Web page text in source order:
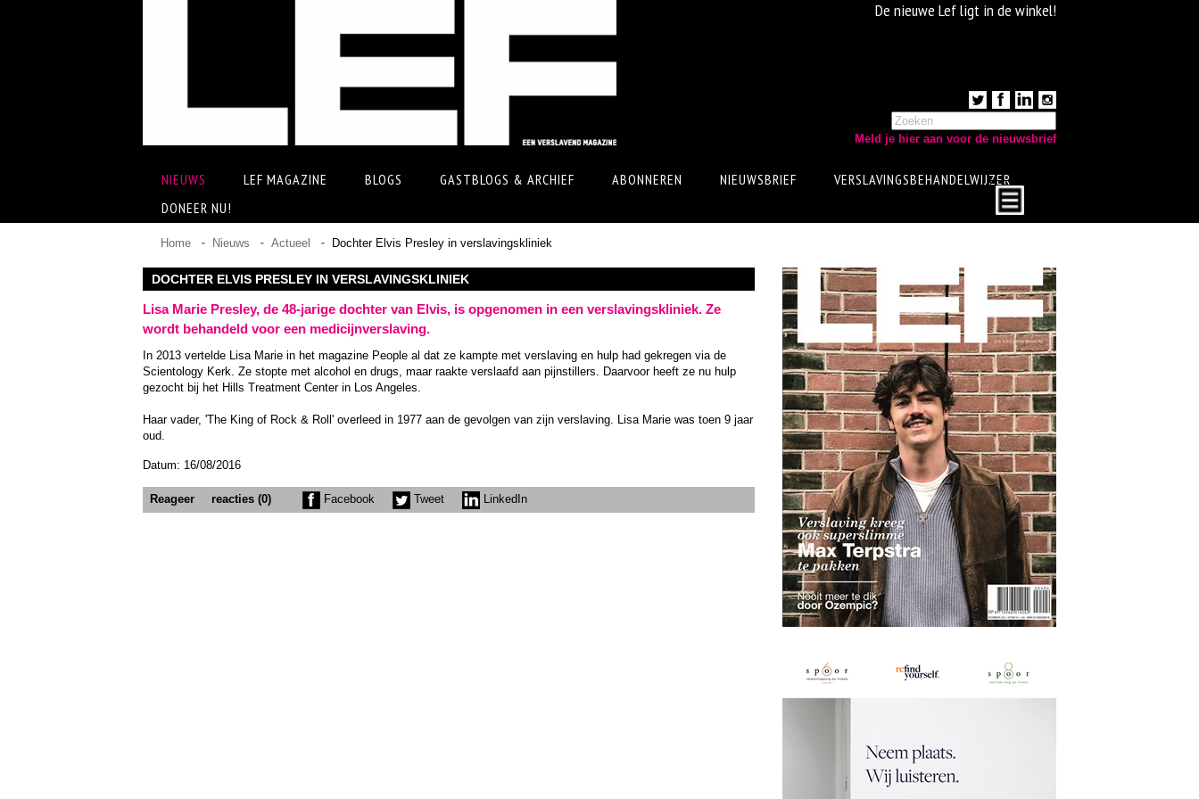
De nieuwe Lef ligt in de winkel!
Meld je hier aan voor de nieuwsbrief
NIEUWS LEF MAGAZINE BLOGS GASTBLOGS & ARCHIEF ABONNEREN NIEUWSBRIEF
VERSLAVINGSBEHANDELWIJZER
DONEER NU!
Home Nieuws Actueel Dochter Elvis Presley in verslavingskliniek
DOCHTER ELVIS PRESLEY IN VERSLAVINGSKLINIEK
Lisa Marie Presley, de 48-jarige dochter van Elvis, is opgenomen in een verslavingskliniek. Ze
wordt behandeld voor een medicijnverslaving.
In 2013 vertelde Lisa Marie in het magazine People al dat ze kampte met verslaving en hulp had gekregen via de
Scientology Kerk. Ze stopte met alcohol en drugs, maar raakte verslaafd aan pijnstillers. Daarvoor heeft ze nu hulp
gezocht bij het Hills Treatment Center in Los Angeles.
Haar vader, 'The King of Rock & Roll' overleed in 1977 aan de gevolgen van zijn verslaving. Lisa Marie was toen 9 jaar
oud.
Datum: 16/08/2016
Reageer reacties (0) Facebook Tweet LinkedIn